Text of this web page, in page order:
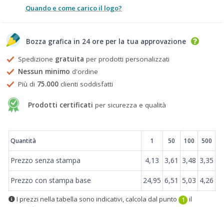
Quando e come carico il logo?
Bozza grafica in 24 ore per la tua approvazione
Spedizione gratuita per prodotti personalizzati
Nessun minimo d'ordine
Più di 75.000 clienti soddisfatti
Prodotti certificati per sicurezza e qualità
Prezzi
Quantità 1 50 100 500
Prezzo senza stampa 4,13 3,61 3,48 3,35
Prezzo con stampa base 24,95 6,51 5,03 4,26
I prezzi nella tabella sono indicativi, calcola dal punto 1 il